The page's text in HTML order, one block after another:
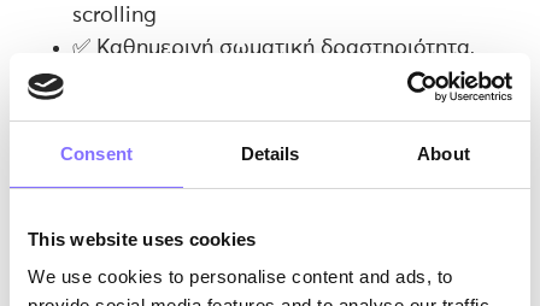
Consent Details About
This website uses cookies
We use cookies to personalise content and ads, to
scrolling
✅ Καθημερινή σωματική δραστηριότητα,
αδιαπραγμάτευτη για τη σωματική και
Σε αυτή την ηλικία, η γονεϊκή προσέγγιση γύρω
από τις οθόνες δεν είναι πια απλώς θέμα
παραδείγματος. Τα παιδιά δεν ακολουθούν
απλώς κανόνες· μαθαίνουν μέσα από αυτά που
βλέπουν γύρω τους.